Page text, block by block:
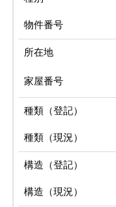
物件番号
所在地
家屋番号
種類（登記）
種類（現況）
構造（登記）
構造（現況）